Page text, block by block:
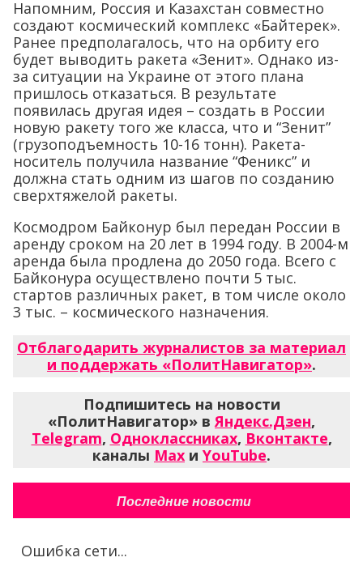
Напомним, Россия и Казахстан совместно
создают космический комплекс «Байтерек».
Ранее предполагалось, что на орбиту его
будет выводить ракета «Зенит». Однако из-
за ситуации на Украине от этого плана
пришлось отказаться. В результате
появилась другая идея – создать в России
новую ракету того же класса, что и “Зенит”
(грузоподъемность 10-16 тонн). Ракета-
носитель получила название “Феникс” и
должна стать одним из шагов по созданию
сверхтяжелой ракеты.
Космодром Байконур был передан России в
аренду сроком на 20 лет в 1994 году. В 2004-м
аренда была продлена до 2050 года. Всего с
Байконура осуществлено почти 5 тыс.
стартов различных ракет, в том числе около
3 тыс. – космического назначения.
Отблагодарить журналистов за материал
и поддержать «ПолитНавигатор».
Подпишитесь на новости
«ПолитНавигатор» вЯндекс.Дзен,
Telegram, Одноклассниках, Вконтакте,
каналы Max и YouTube.
Последние новости
Ошибка сети...